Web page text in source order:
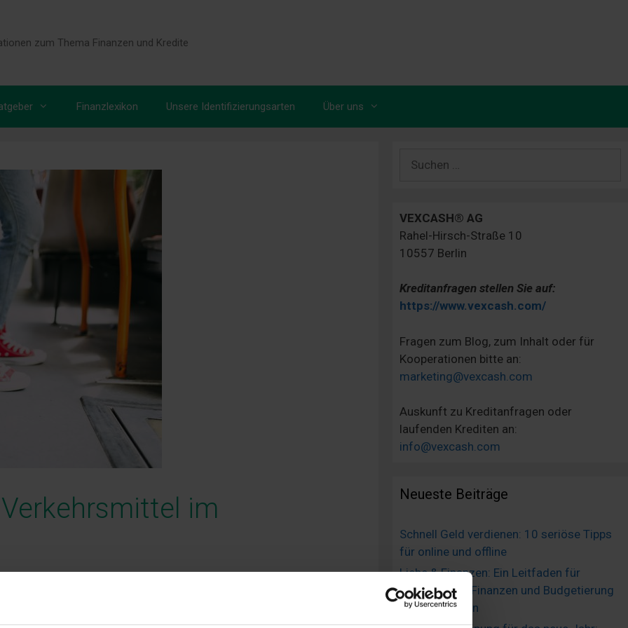
zum Thema Finanzen und Kredite
Finanzlexikon Unsere Identifizierungsarten Über uns
im
ermittelt, welche
können – doch das war uns noch nicht genug. Nun
nach:
VEXCASH® AG
Rahel-Hirsch-Straße 10
10557 Berlin
Kreditanfragen stellen Sie auf:
https://www.vexcash.com/
Fragen zum Blog, zum Inhalt oder für
Kooperationen bitte an:
marketing@vexcash.com
Auskunft zu Kreditanfragen oder
laufenden Krediten an:
info@vexcash.com
Neueste Beiträge
Schnell Geld verdienen: 10 seriöse Tipps
für online und offline
Liebe & Finanzen: Ein Leitfaden für
gemeinsame Finanzen und Budgetierung
in Beziehungen